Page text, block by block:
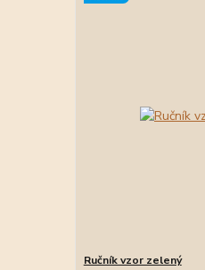
Ručník vzor zelený